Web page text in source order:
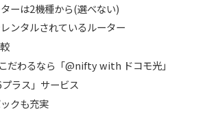
ーは2機種から(選べない)
ンタルされているルーター
だわるなら「@nifty with ドコモ光」
ラス」サービス
クも充実